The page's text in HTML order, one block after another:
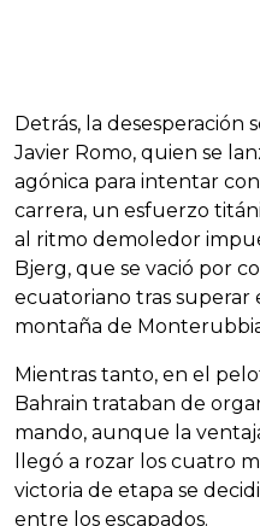
Detrás, la desesperación
Javier Romo, quien se
agónica para intentar
carrera, un esfuerzo
al ritmo demoledor
Bjerg, que se vació por
ecuatoriano tras superar
montaña de
Mientras tanto, en el
Bahrain trataban de
mando, aunque la
llegó a rozar los cuatro
victoria de etapa se
entre los escapados.